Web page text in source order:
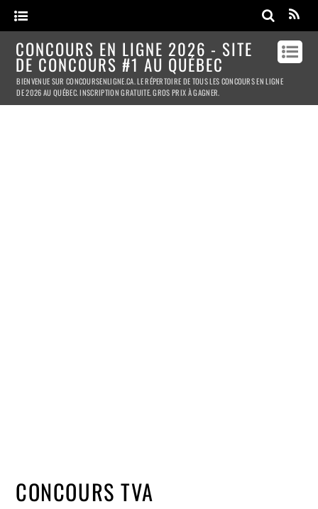
CONCOURS EN LIGNE 2026 - SITE
DE CONCOURS #1 AU QUÉBEC
BIENVENUE SUR CONCOURSENLIGNE.CA. LE RÉPERTOIRE DE TOUS LES CONCOURS EN LIGNE
DE 2026 AU QUÉBEC. INSCRIPTION GRATUITE. GROS PRIX À GAGNER.
CONCOURS TVA